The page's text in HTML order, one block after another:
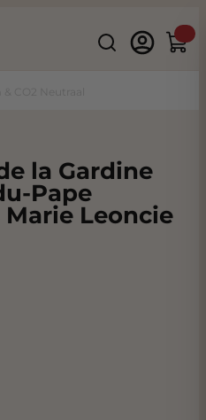
Search
la Gardine
Pape
Leoncie